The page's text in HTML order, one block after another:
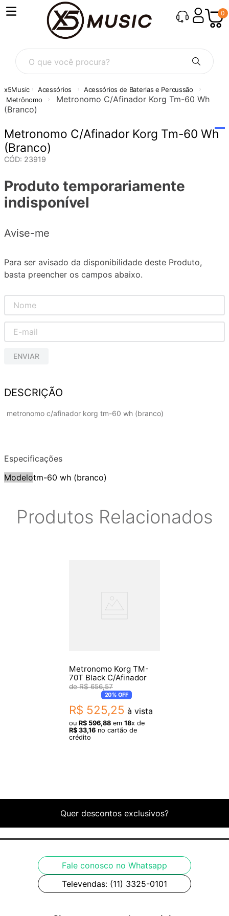
0
O que você procura?
Acessórios
Acessórios de Baterias e Percussão
Metrônomo
Metronomo C/Afinador Korg Tm-60 Wh
(Branco)
Metronomo C/Afinador Korg Tm-60 Wh
(Branco)
CÓD: 23919
Produto temporariamente
indisponível
Avise-me
Para ser avisado da disponibilidade deste Produto,
basta preencher os campos abaixo.
ENVIAR
DESCRIÇÃO
metronomo c/afinador korg tm-60 wh (branco)
Especificações
Modelotm-60 wh (branco)
Produtos Relacionados
Metronomo Korg TM-
70T Black C/Afinador
R$ 656,57
20%OFF
R$ 525,25 à vista
ou R$ 596,88 em 18x de
R$ 33,16 no cartão de
crédito
Quer descontos exclusivos?
Fale conosco no Whatsapp
Televendas: (11) 3325-0101